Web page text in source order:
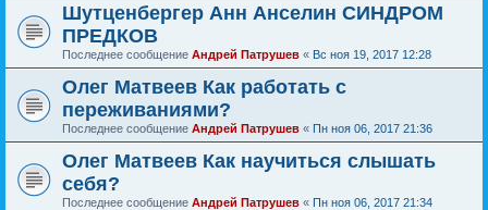
Шутценбергер Анн Анселин СИНДРОМ
ПРЕДКОВ
Последнее сообщение Андрей Патрушев « Вс ноя 19, 2017 12:28
Олег Матвеев Как работать с
переживаниями?
Последнее сообщение Андрей Патрушев « Пн ноя 06, 2017 21:36
Олег Матвеев Как научиться слышать
себя?
Последнее сообщение Андрей Патрушев « Пн ноя 06, 2017 21:34